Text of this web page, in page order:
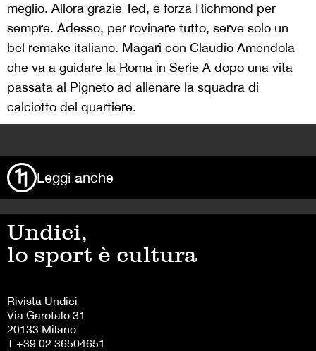
meglio. Allora grazie Ted, e forza Richmond per
sempre. Adesso, per rovinare tutto, serve solo un
bel remake italiano. Magari con Claudio Amendola
che va a guidare la Roma in Serie A dopo una vita
passata al Pigneto ad allenare la squadra di
calciotto del quartiere.
Leggi anche
Undici,
lo sport è cultura
Rivista Undici
Via Garofalo 31
20133 Milano
T +39 02 36504651